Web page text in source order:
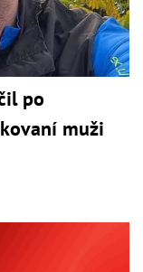
po
muži